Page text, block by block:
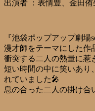
出演者 ：表情豊、金田侑
『池袋ポップアップ劇場
漫才師をテーマにした作
衝突する二人の熱量に惹
短い時間の中に笑いあり
れていました🎤
息の合った二人の掛け合